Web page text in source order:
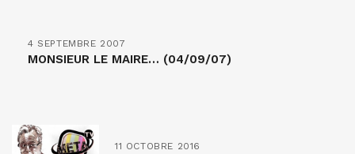
4 SEPTEMBRE 2007
MONSIEUR LE MAIRE… (04/09/07)
11 OCTOBRE 2016